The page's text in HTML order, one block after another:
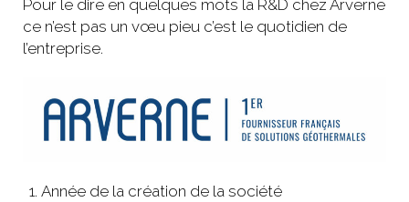
Pour le dire en quelques mots la R&D chez Arverne
ce n’est pas un vœu pieu c’est le quotidien de
l’entreprise.
Année de la création de la société